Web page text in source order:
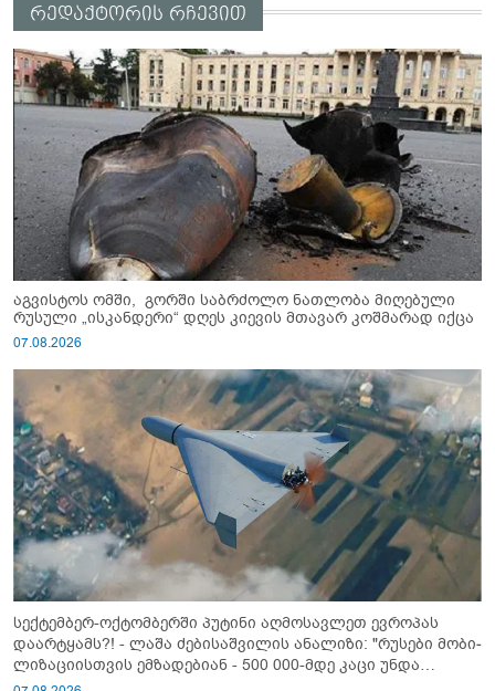
რედაქტორის რჩევით
აგვისტოს ომში, გორში საბრძოლო ნათლობა მიღებული
რუსული „ისკანდერი“ დღეს კიევის მთავარ კოშმარად იქცა
07.08.2026
სექტემბერ-ოქტომბერში პუტინი აღმოსავლეთ ევროპას
დაარტყამს?! - ლაშა ძებისაშვილის ანალიზი: "რუსები მობი­
ლიზაციისთვის ემზადებიან - 500 000-მდე კაცი უნდა
გაიწვიონ ომში"